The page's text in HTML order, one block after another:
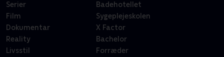
Serier
Film
Dokumentar
Reality
Livsstil
Badehotellet
Sygeplejeskolen
X Factor
Bachelor
Forræder